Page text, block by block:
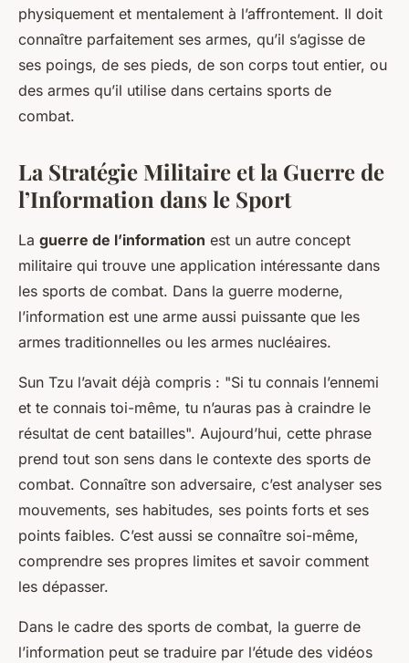
physiquement et mentalement à l’affrontement. Il doit
connaître parfaitement ses armes, qu’il s’agisse de
ses poings, de ses pieds, de son corps tout entier, ou
des armes qu’il utilise dans certains sports de
combat.
La Stratégie Militaire et la Guerre de
l’Information dans le Sport
La guerre de l’information est un autre concept
militaire qui trouve une application intéressante dans
les sports de combat. Dans la guerre moderne,
l’information est une arme aussi puissante que les
armes traditionnelles ou les armes nucléaires.
Sun Tzu l’avait déjà compris : "Si tu connais l’ennemi
et te connais toi-même, tu n’auras pas à craindre le
résultat de cent batailles". Aujourd’hui, cette phrase
prend tout son sens dans le contexte des sports de
combat. Connaître son adversaire, c’est analyser ses
mouvements, ses habitudes, ses points forts et ses
points faibles. C’est aussi se connaître soi-même,
comprendre ses propres limites et savoir comment
les dépasser.
Dans le cadre des sports de combat, la guerre de
l’information peut se traduire par l’étude des vidéos